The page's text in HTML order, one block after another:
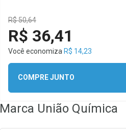
R$ 50,64
R$ 36,41
Você economiza R$ 14,23
COMPRE JUNTO
Marca União Química